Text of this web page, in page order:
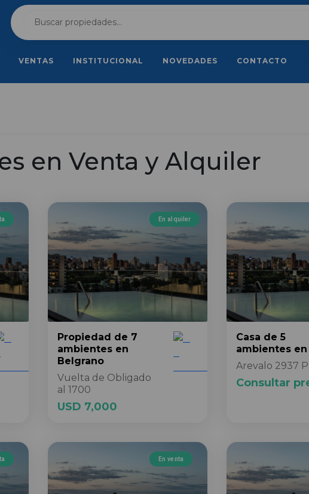
VENTAS INSTITUCIONAL NOVEDADES CONTACTO
en Venta y Alquiler
En alquiler
Propiedad de 7
ambientes en
Belgrano
Vuelta de Obligado
al 1700
USD 7,000
Casa de 5
ambientes en
Arevalo 2937
Consultar
En venta